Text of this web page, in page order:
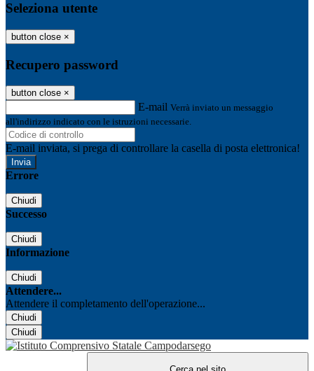
Seleziona utente
button close ×
Recupero password
button close ×
E-mail Verrà inviato un messaggio
all'indirizzo indicato con le istruzioni necessarie.
E-mail inviata, si prega di controllare la casella di posta elettronica!
Errore
Chiudi
Successo
Chiudi
Informazione
Chiudi
Attendere...
Attendere il completamento dell'operazione...
Chiudi
Chiudi